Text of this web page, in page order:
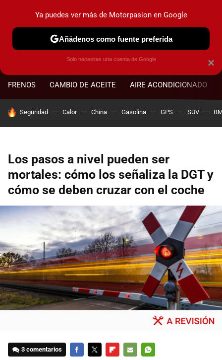
FRENOS CAMBIO DE ACEITE AIRE ACONDICIONADO
HOY SE HABLA DE
Seguridad Calor China Gasolina GPS SUV
Los pasos a nivel pueden ser
mortales: cómo los señaliza la DGT y
cómo se deben cruzar con el coche
3 comentarios
×
Ya puedes ver más de Motorpasion en Google
Añádenos como fuente preferida
Solo necesitas una cuenta de Google